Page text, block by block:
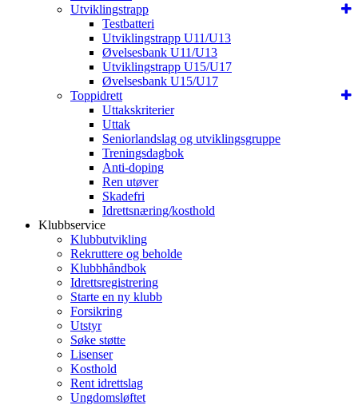
Utviklingstrapp
Testbatteri
Utviklingstrapp U11/U13
Øvelsesbank U11/U13
Utviklingstrapp U15/U17
Øvelsesbank U15/U17
Toppidrett
Uttakskriterier
Uttak
Seniorlandslag og utviklingsgruppe
Treningsdagbok
Anti-doping
Ren utøver
Skadefri
Idrettsnæring/kosthold
Klubbservice
Klubbutvikling
Rekruttere og beholde
Klubbhåndbok
Idrettsregistrering
Starte en ny klubb
Forsikring
Utstyr
Søke støtte
Lisenser
Kosthold
Rent idrettslag
Ungdomsløftet